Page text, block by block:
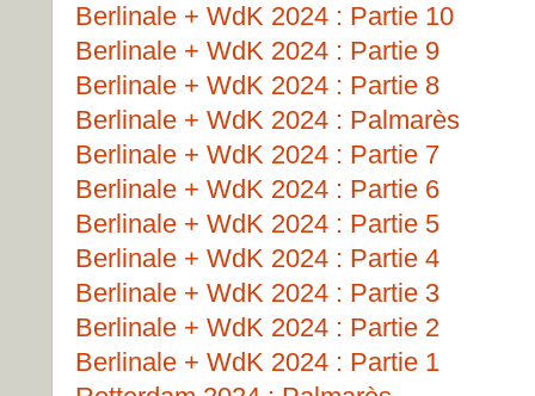
Berlinale + WdK 2024 : Partie 10
Berlinale + WdK 2024 : Partie 9
Berlinale + WdK 2024 : Partie 8
Berlinale + WdK 2024 : Palmarès
Berlinale + WdK 2024 : Partie 7
Berlinale + WdK 2024 : Partie 6
Berlinale + WdK 2024 : Partie 5
Berlinale + WdK 2024 : Partie 4
Berlinale + WdK 2024 : Partie 3
Berlinale + WdK 2024 : Partie 2
Berlinale + WdK 2024 : Partie 1